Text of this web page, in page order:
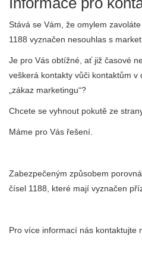
Stává se Vám, že omylem
1188 vyznačen nesouhlas s
Je pro Vás obtížné, ať již časové
veškerá kontakty vůči kontaktům v
„zákaz marketingu“?
Chcete se vyhnout pokutě ze
Máme pro Vás řešení.
Zabezpečeným způsobem
čísel 1188, které mají vyznačen
Pro více informací nás kontaktujte